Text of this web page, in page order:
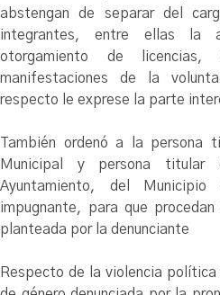
abstengan de separar del
integrantes, entre ellas la
otorgamiento de
manifestaciones de la
respecto le exprese la parte
También ordenó a la persona
Municipal y persona titular
Ayuntamiento, del
impugnante, para que
planteada por la denunciante
Respecto de la violencia política